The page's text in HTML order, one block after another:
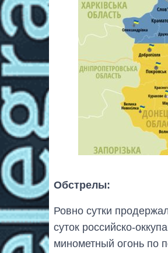
Обстрелы:
Ровно сутки
суток российско-
минометный огонь по